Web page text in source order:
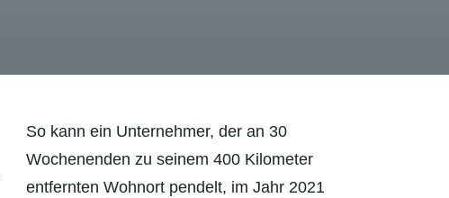
So kann ein Unternehmer, der an 30
Wochenenden zu seinem 400 Kilometer
entfernten Wohnort pendelt, im Jahr 2021